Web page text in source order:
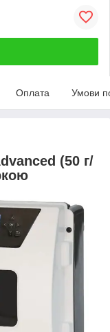
Оплата Умови
(50 г/